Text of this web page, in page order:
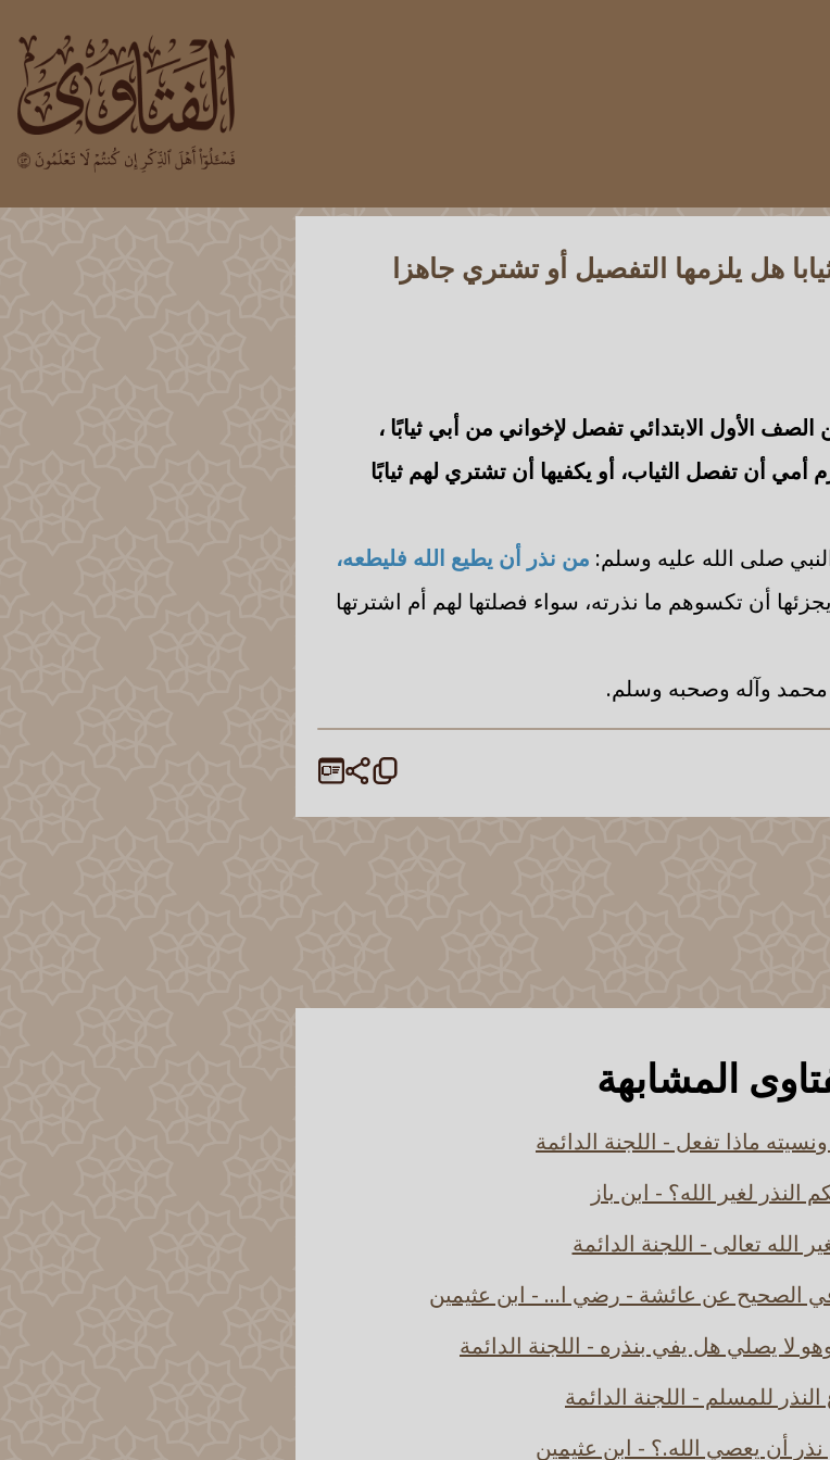
هل يلزمها التفصيل أو تشتري جاهزا
الأول الابتدائي تفصل لإخواني من أبي ثيابًا ،
أن تفصل الثياب، أو يكفيها أن تشتري لهم ثيابًا
صلى الله عليه وسلم: من نذر أن يطيع الله فليطعه،
أن تكسوهم ما نذرته، سواء فصلتها لهم أم اشترتها
محمد وآله وصحبه وسلم.
المشابهة
ماذا تفعل - اللجنة الدائمة
النذر لغير الله؟ - ابن باز
الله تعالى - اللجنة الدائمة
الصحيح عن عائشة - رضي ا... - ابن عثيمين
لا يصلي هل يفي بنذره - اللجنة الدائمة
للمسلم - اللجنة الدائمة
أن يعصي الله.؟ - ابن عثيمين